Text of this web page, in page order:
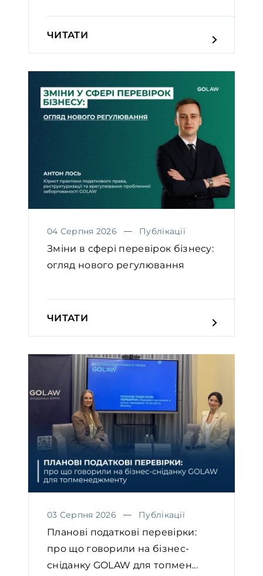
ЧИТАТИ
04 Серпня 2026 Публікації
Зміни в сфері перевірок бізнесу:
огляд нового регулювання
ЧИТАТИ
03 Серпня 2026 Публікації
Планові податкові перевірки:
про що говорили на бізнес-
сніданку GOLAW для топмен...